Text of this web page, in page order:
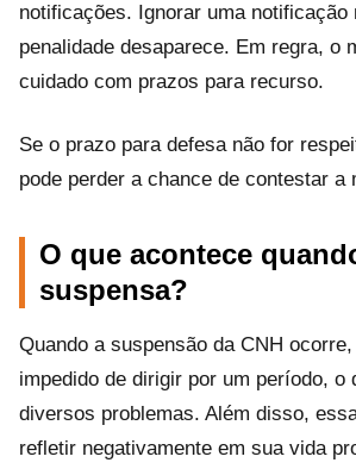
notificações. Ignorar uma notificação
penalidade desaparece. Em regra, o
cuidado com prazos para recurso.
Se o prazo para defesa não for
pode perder a chance de contestar a
O que acontece
suspensa?
Quando a suspensão da CNH
impedido de dirigir por um período, o
diversos problemas. Além disso,
refletir negativamente em sua vida